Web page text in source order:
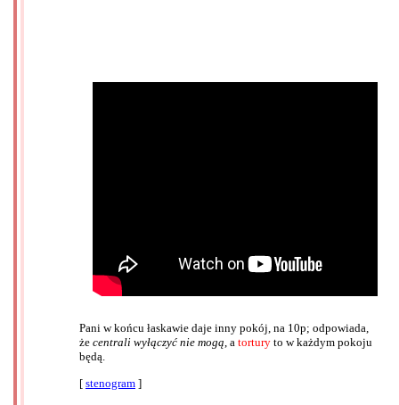
Pani w końcu łaskawie daje inny pokój, na 10p; odpowiada,
że centrali wyłączyć nie mogą, a tortury to w każdym pokoju
będą.
[ stenogram ]